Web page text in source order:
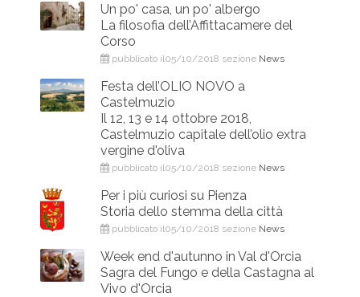
Un po' casa, un po' albergo
La filosofia dell’Affittacamere del
Corso
pubblicato il05/10/2018 sezione News
Festa dell’OLIO NOVO a
Castelmuzio
Il 12, 13 e 14 ottobre 2018,
Castelmuzio capitale dell’olio extra
vergine d'oliva
pubblicato il05/10/2018 sezione News
Per i più curiosi su Pienza
Storia dello stemma della città
pubblicato il05/10/2018 sezione News
Week end d'autunno in Val d'Orcia
Sagra del Fungo e della Castagna al
Vivo d'Orcia